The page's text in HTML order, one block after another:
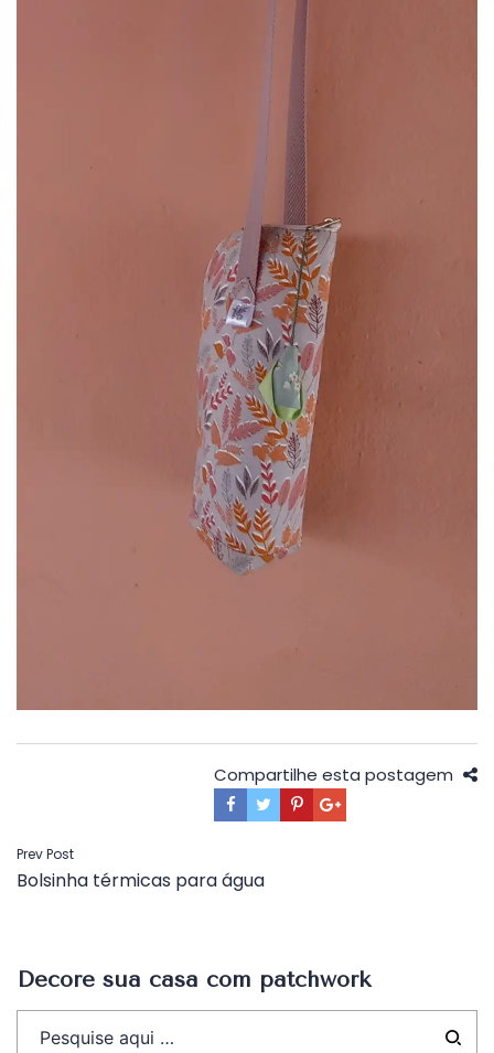
Compartilhe esta postagem
Navegação
de
Prev Post
Bolsinha térmicas para água
Decore sua casa com patchwork